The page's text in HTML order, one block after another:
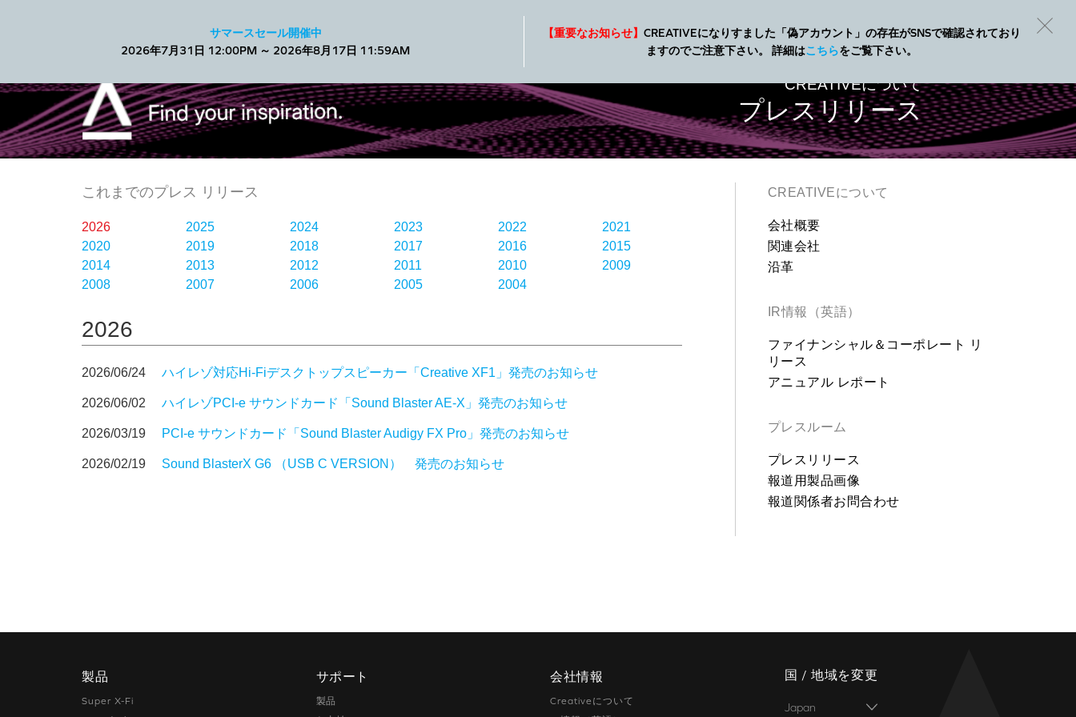
ショップ
サマースセール開催中
2026年7月31日 12:00PM ～ 2026年8月17日 11:59AM
【重要なお知らせ】CREATIVEになりすました「偽アカウント」の存在がSNSで確認されており
ますのでご注意下さい。 詳細はこちらをご覧下さい。
CREATIVEについて
プレスリリース
これまでのプレス リリース
2026 2025 2024 2023 2022
2021
2020
2019 2018 2017 2016
2015
2014
2013 2012 2011 2010
2009
2008
2007 2006 2005 2004
2026
2026/06/24 ハイレゾ対応Hi-Fiデスクトップスピーカー「Creative XF1」発売のお知らせ
2026/06/02 ハイレゾPCI-e サウンドカード「Sound Blaster AE-X」発売のお知らせ
2026/03/19 PCI-e サウンドカード「Sound Blaster Audigy FX Pro」発売のお知らせ
2026/02/19 Sound BlasterX G6 （USB C VERSION） 発売のお知らせ
CREATIVEについて
会社概要
関連会社
沿革
IR情報（英語）
ファイナンシャル＆コーポレート リ
リース
アニュアル レポート
プレスルーム
プレスリリース
報道用製品画像
報道関係者お問合わせ
製品
Super X-Fi
サポート
製品
会社情報
Creativeについて
国 / 地域を変更